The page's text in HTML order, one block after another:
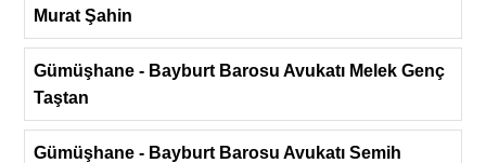
Murat Şahin
Gümüşhane - Bayburt Barosu Avukatı Melek Genç
Taştan
Gümüşhane - Bayburt Barosu Avukatı Semih